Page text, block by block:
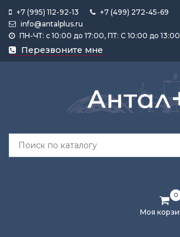
+7 (995) 112-92-13
+7 (499) 272-45-69
info@antalplus.ru
ПН-ЧТ: с 10:00 до 17:00, ПТ: С 10:00 до 13:00
Перезвоните мне
Моя
0
Каталог
продукции
Лента